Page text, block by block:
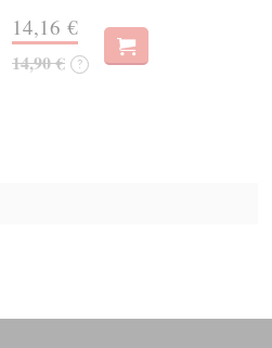
14,16 €
14,90 € ?